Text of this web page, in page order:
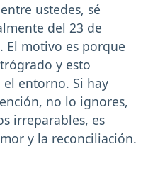
ustedes, sé
del 23 de
El motivo es porque
y esto
entorno. Si hay
no lo ignores,
irreparables, es
y la reconciliación.